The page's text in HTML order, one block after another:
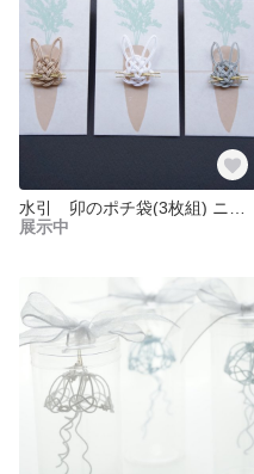
展示中